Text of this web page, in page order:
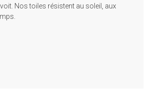
Nos toiles résistent au soleil, aux